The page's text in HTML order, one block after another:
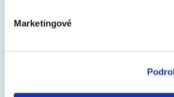
Marketingové
Ergonomická klávesnice ve
polstrovanou opěrkou je návyková.